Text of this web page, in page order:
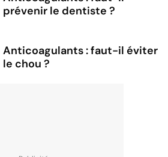
prévenir le dentiste ?
Anticoagulants : faut-il éviter
le chou ?